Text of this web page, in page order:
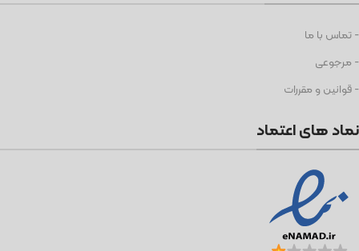
- تماس با ما
- مرجوعی
- قوانین و مقررات
نماد های اعتماد